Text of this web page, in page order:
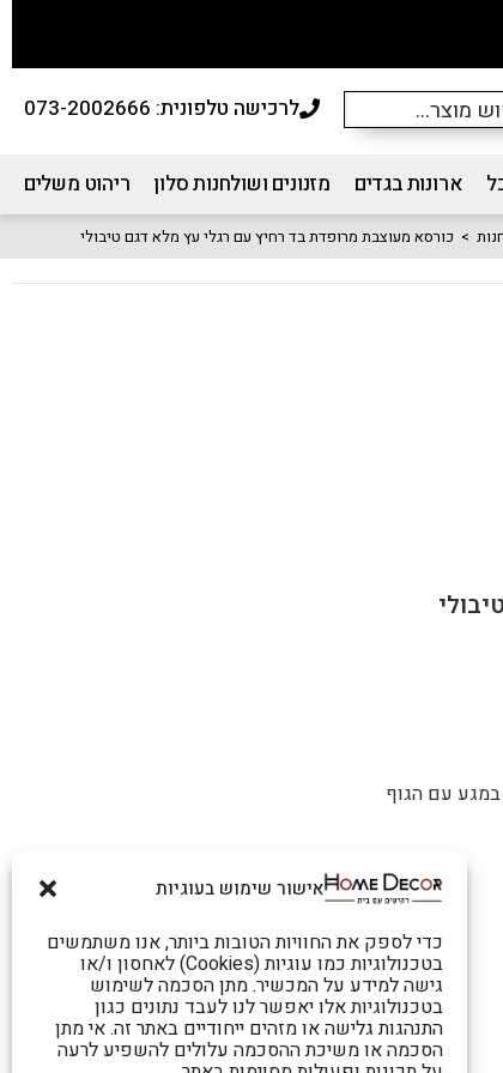
אישור שימוש בעוגיות
כדי לספק את החוויות הטובות ביותר, אנו משתמשים
בטכנולוגיות כמו עוגיות (Cookies) לאחסון ו/או
גישה למידע על המכשיר. מתן הסכמה לשימוש
בטכנולוגיות אלו יאפשר לנו לעבד נתונים כגון
התנהגות גלישה או מזהים ייחודיים באתר זה. אי מתן
הסכמה או משיכת ההסכמה עלולים להשפיע לרעה
לרכישה טלפונית: 073-2002666
ארונות בגדים מזנונים ושולחנות סלון ריהוט משלים
> כורסא מעוצבת מרופדת בד רחיץ עם רגלי עץ מלא דגם טיבולי
במגע עם הגוף